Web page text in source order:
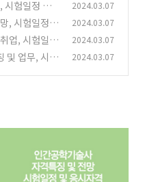
시험일정 및
2024.03.07
, 시험일정
2024.03.07
업, 시험일정
2024.03.07
및 업무, 시험
2024.03.07